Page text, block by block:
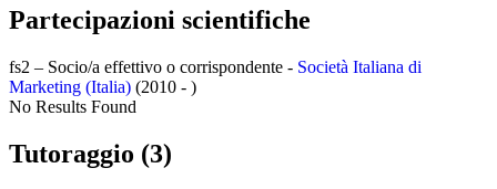
Partecipazioni scientifiche
fs2 – Socio/a effettivo o corrispondente - Società Italiana di
Marketing (Italia) (2010 - )
No Results Found
Tutoraggio (3)